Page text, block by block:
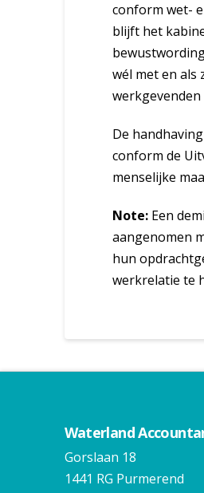
conform wet-
blijft het
wél met en
De
conform de
menselijke
Note:Een
aangenomen
hun
werkrelatie te
Waterland
Gorslaan 18
1441 RG Purmerend